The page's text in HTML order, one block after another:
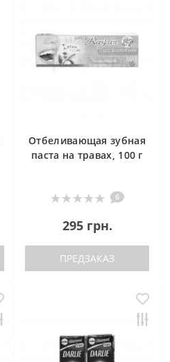
Отбеливающая зубная
паста на травах, 100 г
6
295 грн.
ПРЕДЗАКАЗ